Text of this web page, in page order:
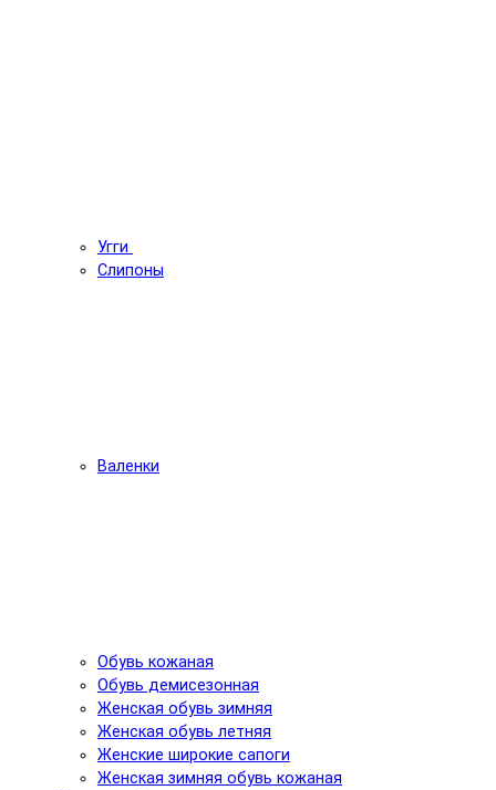
Угги
Слипоны
Валенки
Обувь кожаная
Обувь демисезонная
Женская обувь зимняя
Женская обувь летняя
Женские широкие сапоги
Женская зимняя обувь кожаная